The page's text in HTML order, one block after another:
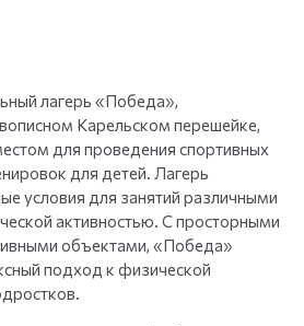
лагерь «Победа»,
Карельском перешейке,
для проведения спортивных
для детей. Лагерь
условия для занятий различными
активностью. С просторными
объектами, «Победа»
подход к физической